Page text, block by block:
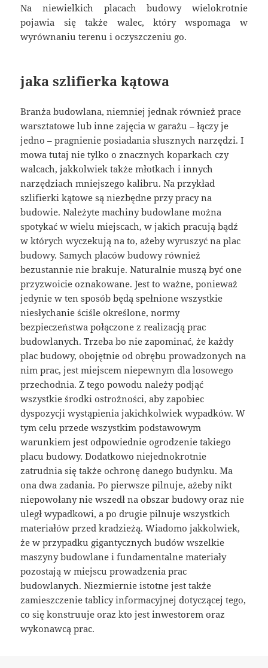
Na niewielkich placach budowy wielokrotnie
pojawia się także walec, który wspomaga w
wyrównaniu terenu i oczyszczeniu go.
jaka szlifierka kątowa
Branża budowlana, niemniej jednak również prace
warsztatowe lub inne zajęcia w garażu – łączy je
jedno – pragnienie posiadania słusznych narzędzi. I
mowa tutaj nie tylko o znacznych koparkach czy
walcach, jakkolwiek także młotkach i innych
narzędziach mniejszego kalibru. Na przykład
szlifierki kątowe są niezbędne przy pracy na
budowie. Należyte machiny budowlane można
spotykać w wielu miejscach, w jakich pracują bądź
w których wyczekują na to, ażeby wyruszyć na plac
budowy. Samych placów budowy również
bezustannie nie brakuje. Naturalnie muszą być one
przyzwoicie oznakowane. Jest to ważne, ponieważ
jedynie w ten sposób będą spełnione wszystkie
niesłychanie ściśle określone, normy
bezpieczeństwa połączone z realizacją prac
budowlanych. Trzeba bo nie zapominać, że każdy
plac budowy, obojętnie od obrębu prowadzonych na
nim prac, jest miejscem niepewnym dla losowego
przechodnia. Z tego powodu należy podjąć
wszystkie środki ostrożności, aby zapobiec
dyspozycji wystąpienia jakichkolwiek wypadków. W
tym celu przede wszystkim podstawowym
warunkiem jest odpowiednie ogrodzenie takiego
placu budowy. Dodatkowo niejednokrotnie
zatrudnia się także ochronę danego budynku. Ma
ona dwa zadania. Po pierwsze pilnuje, ażeby nikt
niepowołany nie wszedł na obszar budowy oraz nie
uległ wypadkowi, a po drugie pilnuje wszystkich
materiałów przed kradzieżą. Wiadomo jakkolwiek,
że w przypadku gigantycznych budów wszelkie
maszyny budowlane i fundamentalne materiały
pozostają w miejscu prowadzenia prac
budowlanych. Niezmiernie istotne jest także
zamieszczenie tablicy informacyjnej dotyczącej tego,
co się konstruuje oraz kto jest inwestorem oraz
wykonawcą prac.